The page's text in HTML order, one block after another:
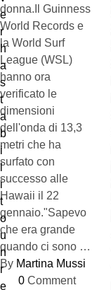
donna.Il Guinness
World Records e
la World Surf
League (WSL)
hanno ora
verificato le
dimensioni
dell'onda di 13,3
metri che ha
surfato con
successo alle
Hawaii il 22
gennaio."Sapevo
che era grande
quando ci sono …
By Martina Mussi
0 Comment